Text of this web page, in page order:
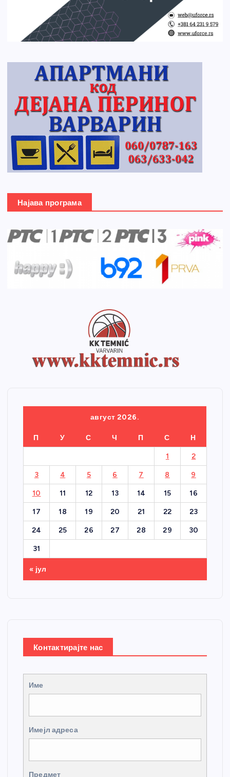
Најава програма
август 2026.
П У С Ч П С Н
1 2
3 4 5 6 7 8 9
10 11 12 13 14 15 16
17 18 19 20 21 22 23
24 25 26 27 28 29 30
31
« јул
Контактирајте нас
Име
Имејл адреса
Предмет